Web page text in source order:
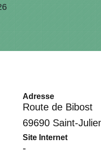
Adresse
Route de Bibost
69690 Saint-
Site Internet
-